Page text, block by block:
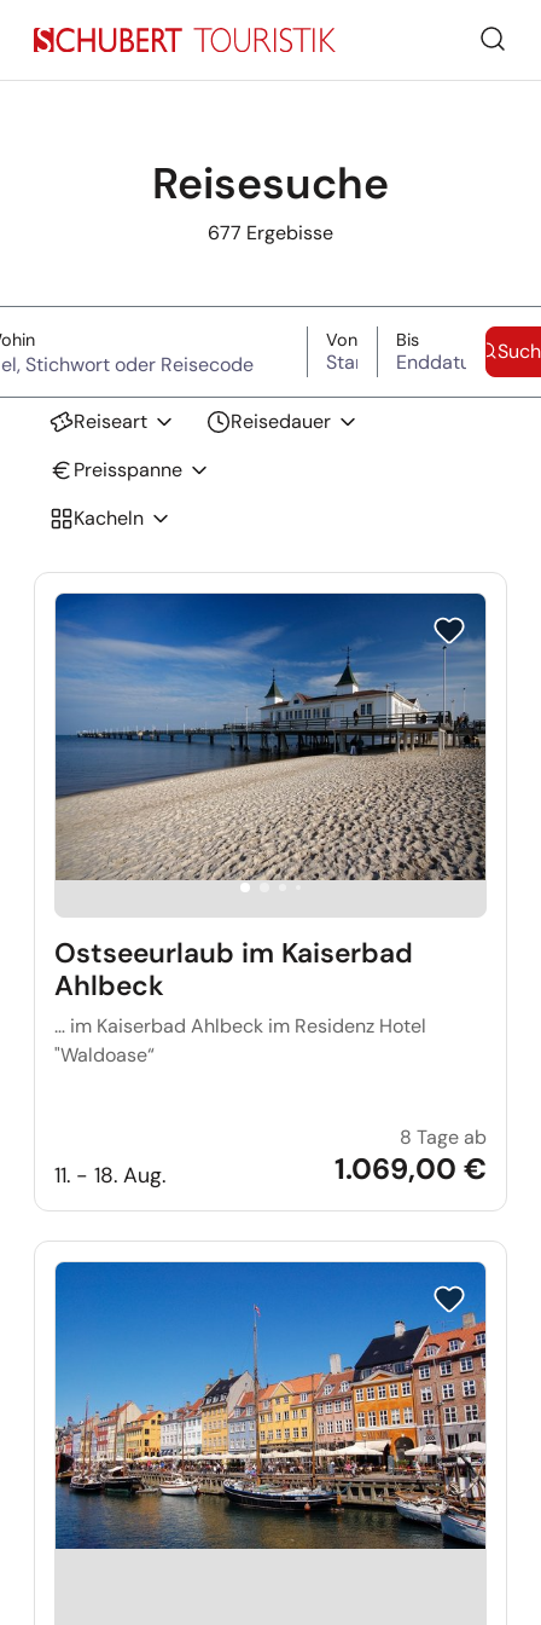
Reisesuche
677 Ergebisse
(Ziel, Stichwort oder Reisecode) VonStartdatum
BisEnddatum
Reiseart
Reisedauer
Preisspanne
Kacheln
Reise auf
Ostseeurlaub im Kaiserbad
Ahlbeck
… im Kaiserbad Ahlbeck im Residenz Hotel
"Waldoase“
11. - 18. Aug.
8 Tage ab
1.069,00 €
Reise auf